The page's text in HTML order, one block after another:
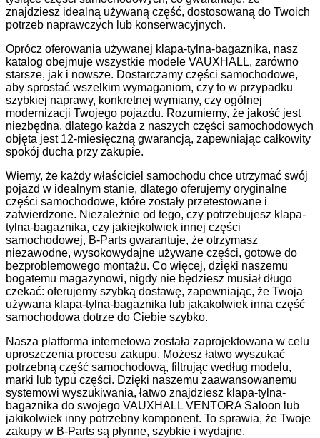
znajdziesz idealną używaną część, dostosowaną do Twoich
potrzeb naprawczych lub konserwacyjnych.
Oprócz oferowania używanej klapa-tylna-bagaznika, nasz
katalog obejmuje wszystkie modele VAUXHALL, zarówno
starsze, jak i nowsze. Dostarczamy części samochodowe,
aby sprostać wszelkim wymaganiom, czy to w przypadku
szybkiej naprawy, konkretnej wymiany, czy ogólnej
modernizacji Twojego pojazdu. Rozumiemy, że jakość jest
niezbędna, dlatego każda z naszych części samochodowych
objęta jest 12-miesięczną gwarancją, zapewniając całkowity
spokój ducha przy zakupie.
Wiemy, że każdy właściciel samochodu chce utrzymać swój
pojazd w idealnym stanie, dlatego oferujemy oryginalne
części samochodowe, które zostały przetestowane i
zatwierdzone. Niezależnie od tego, czy potrzebujesz klapa-
tylna-bagaznika, czy jakiejkolwiek innej części
samochodowej, B-Parts gwarantuje, że otrzymasz
niezawodne, wysokowydajne używane części, gotowe do
bezproblemowego montażu. Co więcej, dzięki naszemu
bogatemu magazynowi, nigdy nie będziesz musiał długo
czekać: oferujemy szybką dostawę, zapewniając, że Twoja
używana klapa-tylna-bagaznika lub jakakolwiek inna część
samochodowa dotrze do Ciebie szybko.
Nasza platforma internetowa została zaprojektowana w celu
uproszczenia procesu zakupu. Możesz łatwo wyszukać
potrzebną część samochodową, filtrując według modelu,
marki lub typu części. Dzięki naszemu zaawansowanemu
systemowi wyszukiwania, łatwo znajdziesz klapa-tylna-
bagaznika do swojego VAUXHALL VENTORA Saloon lub
jakikolwiek inny potrzebny komponent. To sprawia, że Twoje
zakupy w B-Parts są płynne, szybkie i wydajne.